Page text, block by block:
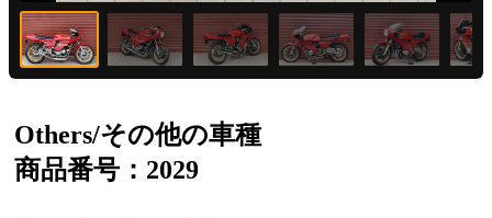
Others/その他の車種
商品番号：2029